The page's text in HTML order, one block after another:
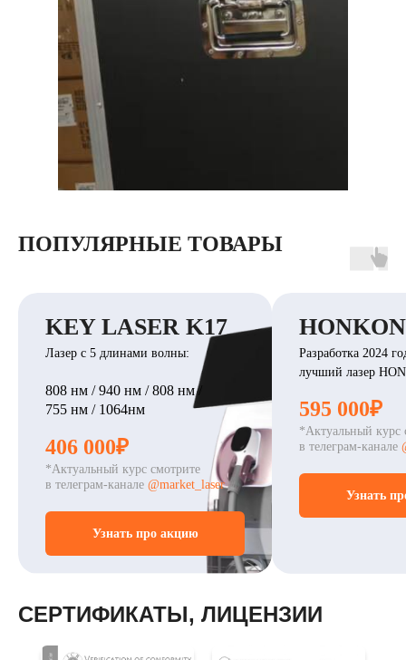
ПОПУЛЯРНЫЕ ТОВАРЫ
KEY LASER K17
Лазер с 5 длинами волны:
808 нм / 940 нм / 808 нм /
755 нм / 1064нм
406 000₽
*Актуальный курс смотрите
в телеграм-канале @market_laser
Узнать про акцию
HONKON
Разработка 2024
лучший лазер
595 000₽
*Актуальный курс
в телеграм-канале
Узнать
СЕРТИФИКАТЫ, ЛИЦЕНЗИИ